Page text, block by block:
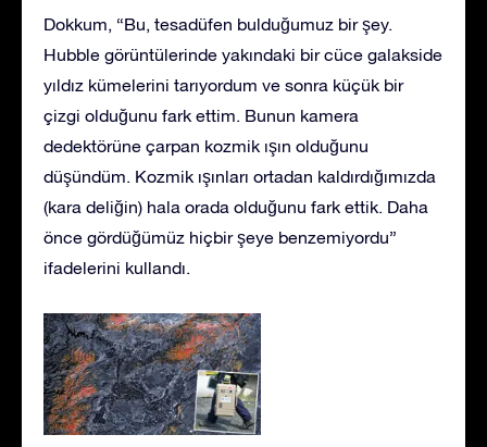
Dokkum, “Bu, tesadüfen bulduğumuz bir şey.
Hubble görüntülerinde yakındaki bir cüce galakside
yıldız kümelerini tarıyordum ve sonra küçük bir
çizgi olduğunu fark ettim. Bunun kamera
dedektörüne çarpan kozmik ışın olduğunu
düşündüm. Kozmik ışınları ortadan kaldırdığımızda
(kara deliğin) hala orada olduğunu fark ettik. Daha
önce gördüğümüz hiçbir şeye benzemiyordu”
ifadelerini kullandı.